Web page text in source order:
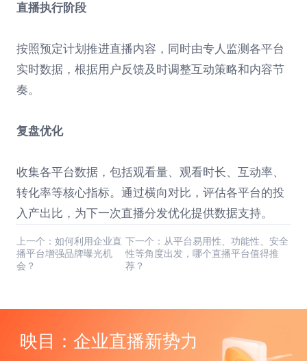
直播执行阶段
按照预定计划推进直播内容，同时由专人监测各平台
实时数据，根据用户反馈及时调整互动策略和内容节
奏。
复盘优化
收集各平台数据，包括观看量、观看时长、互动率、
转化率等核心指标。通过横向对比，评估各平台的投
入产出比，为下一次直播分发优化提供数据支持。
上一个：如何利用企业直
播平台增强品牌曝光机
会？
下一个：从平台易用性、功能性、安全
性等角度出发，哪个直播平台值得推
荐？
映目：企业直播新势力